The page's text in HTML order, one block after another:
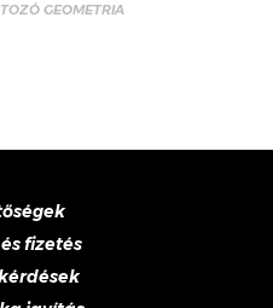
GEOMETRIA
fizetés